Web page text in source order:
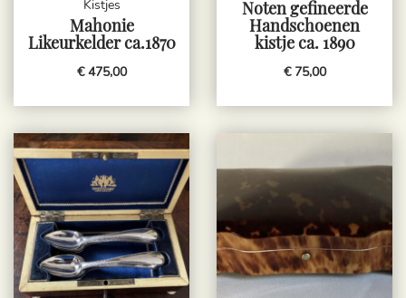
Kistjes
Mahonie
Likeurkelder ca.1870
€ 475,00
Noten gefineerde
Handschoenen
kistje ca. 1890
€ 75,00